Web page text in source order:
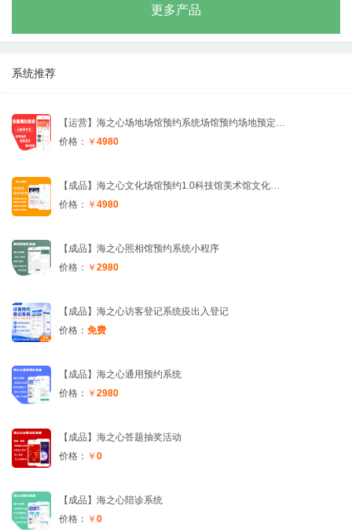
更多产品
系统推荐
【运营】海之心场地场馆预约系统场馆预约场地预定篮球羽毛球网球系统体育馆在线预定会议室教室预约商城科技馆
价格： ￥ 4980
【成品】海之心文化场馆预约1.0科技馆美术馆文化场馆舞蹈场地场所预约系统预定体育馆游泳馆
价格： ￥ 4980
【成品】海之心照相馆预约系统小程序
价格： ￥ 2980
【成品】海之心访客登记系统疫出入登记
价格： 免费
【成品】海之心通用预约系统
价格： ￥ 2980
【成品】海之心答题抽奖活动
价格： ￥ 0
【成品】海之心陪诊系统
价格： ￥ 0